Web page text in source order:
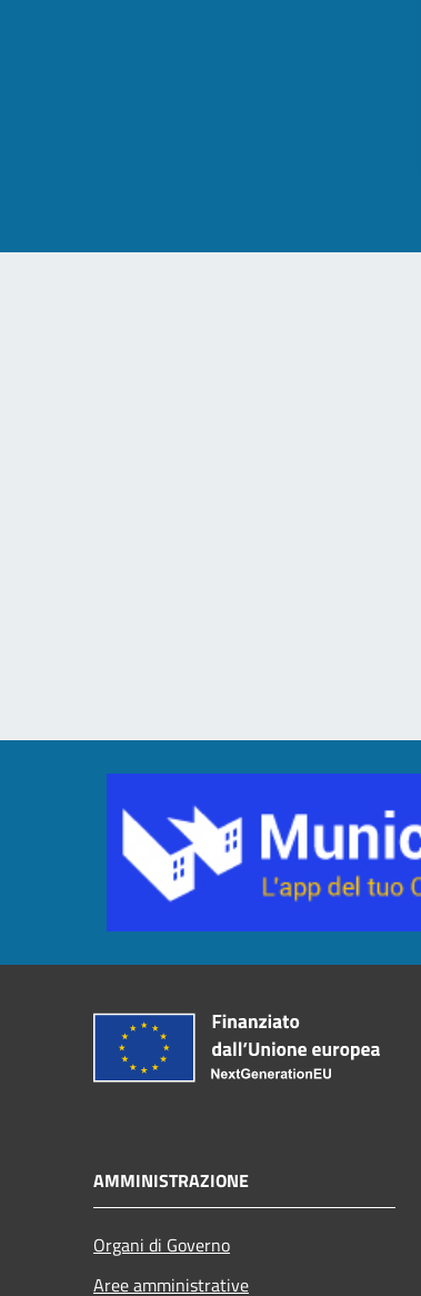
AMMINISTRAZIONE
Organi di Governo
Aree amministrative